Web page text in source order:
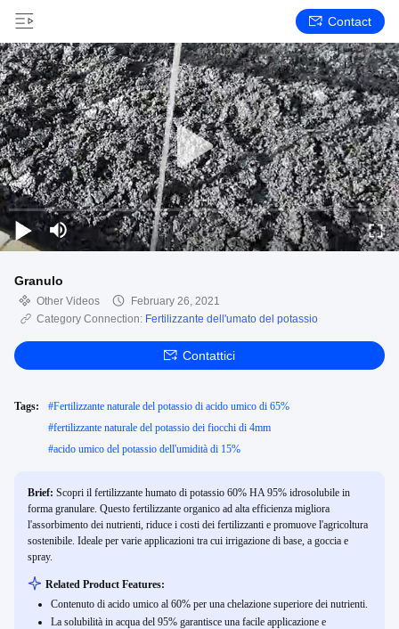
Contact
Granulo
Other Videos
February 26, 2021
Category Connection: Fertilizzante dell'umato del potassio
Contattici
Tags: #Fertilizzante naturale del potassio di acido umico di 65%
#fertilizzante naturale del potassio dei fiocchi di 4mm
#acido umico del potassio dell'umidità di 15%
Brief: Scopri il fertilizzante humato di potassio 60% HA 95% idrosolubile in
forma granulare. Questo fertilizzante organico ad alta efficienza migliora
l'assorbimento dei nutrienti, riduce i costi dei fertilizzanti e promuove l'agricoltura
sostenibile. Ideale per varie applicazioni tra cui irrigazione di base, a goccia e
spray.
Related Product Features:
Contenuto di acido umico al 60% per una chelazione superiore dei nutrienti.
La solubilità in acqua del 95% garantisce una facile applicazione e